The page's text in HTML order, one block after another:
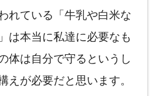
れている「牛乳や白米な
は本当に私達に必要なも
体は自分で守るというし
えが必要だと思います。